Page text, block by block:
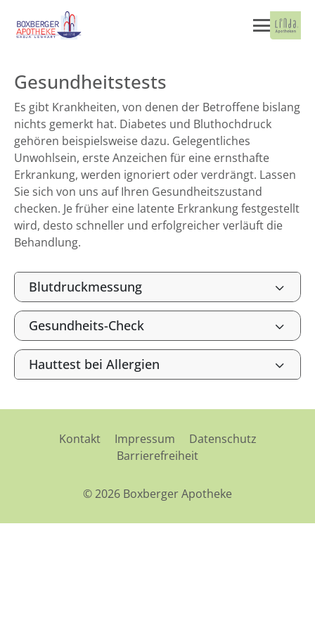
Gesundheitstests
Es gibt Krankheiten, von denen der Betroffene bislang
nichts gemerkt hat. Diabetes und Bluthochdruck
gehören beispielsweise dazu. Gelegentliches
Unwohlsein, erste Anzeichen für eine ernsthafte
Erkrankung, werden ignoriert oder verdrängt. Lassen
Sie sich von uns auf Ihren Gesundheitszustand
checken. Je früher eine latente Erkrankung festgestellt
wird, desto schneller und erfolgreicher verläuft die
Behandlung.
Blutdruckmessung
Gesundheits-Check
Hauttest bei Allergien
Kontakt Impressum
Datenschutz
Barrierefreiheit
© 2026 Boxberger Apotheke